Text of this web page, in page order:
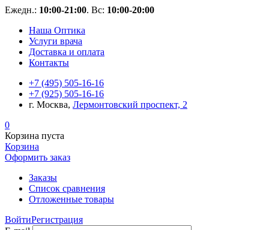
Ежедн.: 10:00-21:00. Вс: 10:00-20:00
Наша Оптика
Услуги врача
Доставка и оплата
Контакты
+7 (495) 505-16-16
+7 (925) 505-16-16
г. Москва, Лермонтовский проспект, 2
0
Корзина пуста
Корзина
Оформить заказ
Заказы
Список сравнения
Отложенные товары
ВойтиРегистрация